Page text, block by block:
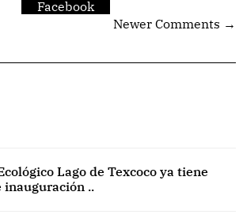
Facebook
Newer Comments →
Lago de Texcoco ya tiene
inauguración ..